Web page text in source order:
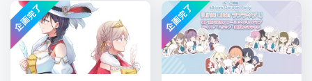
企画完了 企画完了